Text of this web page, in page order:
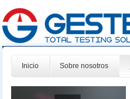
Inicio Sobre nosotros